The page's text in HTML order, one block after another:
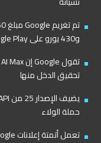
و430 يورو على Google Play
تحقيق الدخل منها
حملة الولاء
تعمل أتمتة إعلانات Google على جعل الإدارة ميزة تنافسية